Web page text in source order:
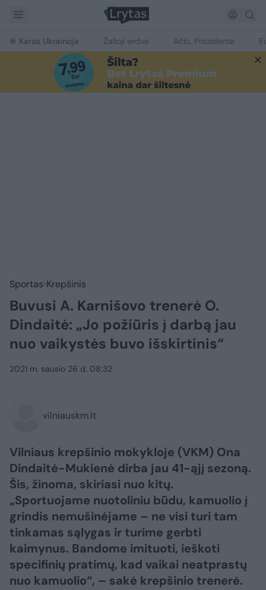
Karas Ukrainoje Žalioji erdvė Ačiū, Prezidente
Sportas Krepšinis
Buvusi A. Karnišovo trenerė O.
Dindaitė: „Jo požiūris į darbą jau
nuo vaikystės buvo išskirtinis“
2021 m. sausio 26 d. 08:32
vilniauskm.lt
Vilniaus krepšinio mokykloje (VKM) Ona
Dindaitė-Mukienė dirba jau 41-ąjį sezoną.
Šis, žinoma, skiriasi nuo kitų.
„Sportuojame nuotoliniu būdu, kamuolio į
grindis nemušinėjame – ne visi turi tam
tinkamas sąlygas ir turime gerbti
kaimynus. Bandome imituoti, ieškoti
specifinių pratimų, kad vaikai neatprastų
nuo kamuolio“, – sakė krepšinio trenerė.